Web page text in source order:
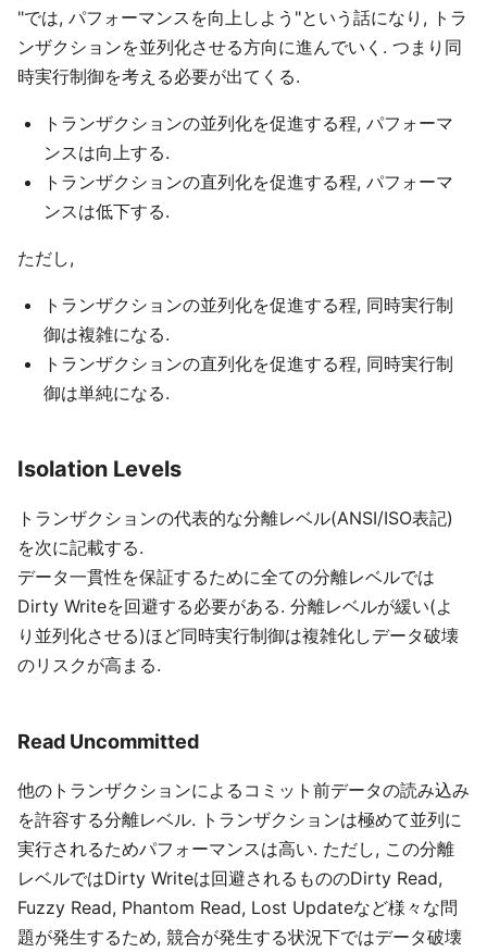
"では, パフォーマンスを向上しよう"という話になり, トラ
ンザクションを並列化させる方向に進んでいく. つまり同
時実行制御を考える必要が出てくる.
トランザクションの並列化を促進する程, パフォーマ
ンスは向上する.
トランザクションの直列化を促進する程, パフォーマ
ンスは低下する.
ただし,
トランザクションの並列化を促進する程, 同時実行制
御は複雑になる.
トランザクションの直列化を促進する程, 同時実行制
御は単純になる.
Isolation Levels
トランザクションの代表的な分離レベル(ANSI/ISO表記)
を次に記載する.
データ一貫性を保証するために全ての分離レベルでは
Dirty Writeを回避する必要がある. 分離レベルが緩い(よ
り並列化させる)ほど同時実行制御は複雑化しデータ破壊
のリスクが高まる.
Read Uncommitted
他のトランザクションによるコミット前データの読み込み
を許容する分離レベル. トランザクションは極めて並列に
実行されるためパフォーマンスは高い. ただし, この分離
レベルではDirty Writeは回避されるもののDirty Read,
Fuzzy Read, Phantom Read, Lost Updateなど様々な問
題が発生するため, 競合が発生する状況下ではデータ破壊